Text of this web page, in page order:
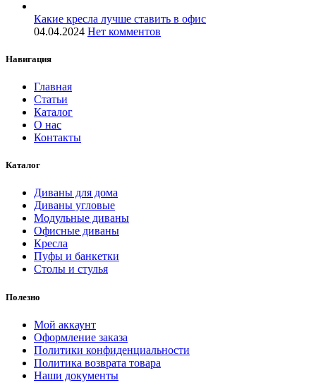
Какие кресла лучше ставить в офис
04.04.2024 Нет комментов
Навигация
Главная
Статьи
Каталог
О нас
Контакты
Каталог
Диваны для дома
Диваны угловые
Модульные диваны
Офисные диваны
Кресла
Пуфы и банкетки
Столы и стулья
Полезно
Мой аккаунт
Оформление заказа
Политики конфиденциальности
Политика возврата товара
Наши документы